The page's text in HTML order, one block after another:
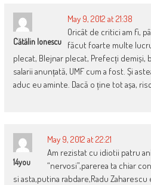
Cătălin Ionescu
May 9, 2012 at 21:38
Oricât de critici am fi,
făcut foarte multe
plecat, Blejnar plecat, Prefecți demiși,
salarii anunțată, UMF cum a fost. Și
aduc eu aminte. Dacă o ține tot așa,
14you
May 9, 2012 at 22:21
Am rezistat cu idiotii patru
“nervosi”,parerea ta chiar
si asta,putina rabdare,Radu